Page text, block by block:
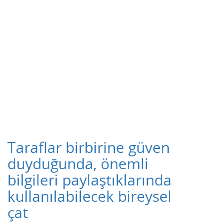
Taraflar birbirine güven
duyduğunda, önemli
bilgileri paylaştıklarında
kullanılabilecek bireysel
çat